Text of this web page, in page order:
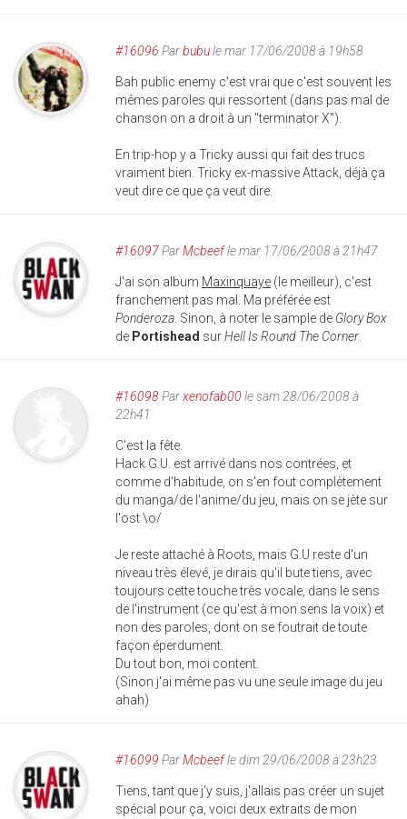
#16096 Parbubule mar 17/06/2008 à 19h58
Bah public enemy c'est vrai que c'est souvent les
mêmes paroles qui ressortent (dans pas mal de
chanson on a droit à un "terminator X").
En trip-hop y a Tricky aussi qui fait des trucs
vraiment bien. Tricky ex-massive Attack, déjà ça
veut dire ce que ça veut dire.
#16097ParMcbeefle mar 17/06/2008 à 21h47
J'ai son album Maxinquaye (le meilleur), c'est
franchement pas mal. Ma préférée est
Ponderoza . Sinon, à noter le sample de Glory Box
de Portishead surHell Is Round The Corner
#16098Parxenofab00 le sam 28/06/2008 à
22h41
C'est la fête.
Hack G.U. est arrivé dans nos contrées, et
comme d'habitude, on s'en fout complètement
du manga/de l'anime/du jeu, mais on se jète sur
l'ost \o/
Je reste attaché à Roots, mais G.U reste d'un
niveau très élevé, je dirais qu'il bute tiens, avec
toujours cette touche très vocale, dans le sens
de l'instrument (ce qu'est à mon sens la voix) et
non des paroles, dont on se foutrait de toute
façon éperdument.
Du tout bon, moi content.
(Sinon j'ai même pas vu une seule image du jeu
ahah)
#16099 ParMcbeefle dim 29/06/2008 à 23h23
Tiens, tant que j'y suis, j'allais pas créer un sujet
spécial pour ça, voici deux extraits de mon